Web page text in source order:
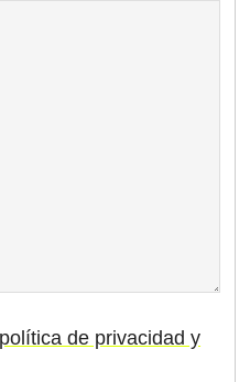
política de privacidad y